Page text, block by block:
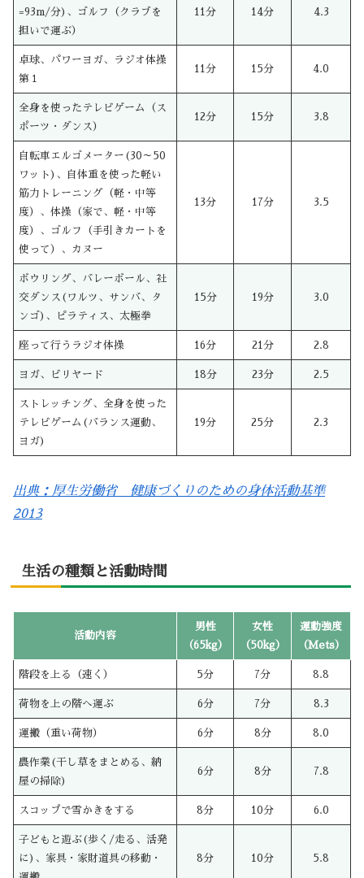
=93m/分)、ゴルフ（クラブを
担いで運ぶ）
11分 14分 4.3
卓球、パワーヨガ、ラジオ体操
第１
11分 15分 4.0
全身を使ったテレビゲーム（ス
ポーツ・ダンス）
12分 15分 3.8
自転車エルゴメーター(30～50
ワット)、自体重を使った軽い
筋力トレーニング（軽・中等
度）、体操（家で、軽・中等
度）、ゴルフ（手引きカートを
使って）、カヌー
13分 17分 3.5
ボウリング、バレーボール、社
交ダンス(ワルツ、サンバ、タ
ンゴ)、ピラティス、太極拳
15分 19分 3.0
座って行うラジオ体操 16分 21分 2.8
ヨガ、ビリヤード 18分 23分 2.5
ストレッチング、全身を使った
テレビゲーム(バランス運動、
ヨガ)
19分 25分 2.3
出典：厚生労働省 健康づくりのための身体活動基準
2013
生活の種類と活動時間
活動内容
男性
（65kg）
女性
（50kg）
運動強度
（Mets）
階段を上る（速く） 5分 7分 8.8
荷物を上の階へ運ぶ 6分 7分 8.3
運搬（重い荷物） 6分 8分 8.0
農作業(干し草をまとめる、納
屋の掃除)
6分 8分 7.8
スコップで雪かきをする 8分 10分 6.0
子どもと遊ぶ(歩く/走る、活発
に)、家具・家財道具の移動・
8分 10分 5.8